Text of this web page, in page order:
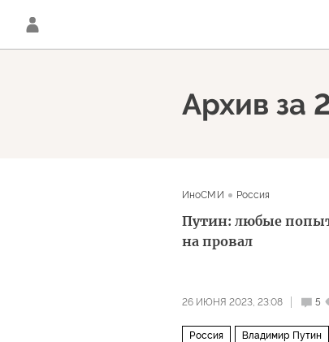
Архив за
ИноСМИ Россия
Путин: любые
на провал
26 ИЮНЯ 2023, 23:08 5
Россия Владимир Путин